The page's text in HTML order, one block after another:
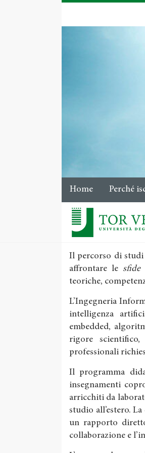
Home Perché
Il percorso di
affrontare le sfide
teoriche,
L’Ingegneria
intelligenza
embedded,
rigore
professionali
Il programma
insegnamenti
arricchiti da
studio all’estero.
un rapporto
collaborazione e